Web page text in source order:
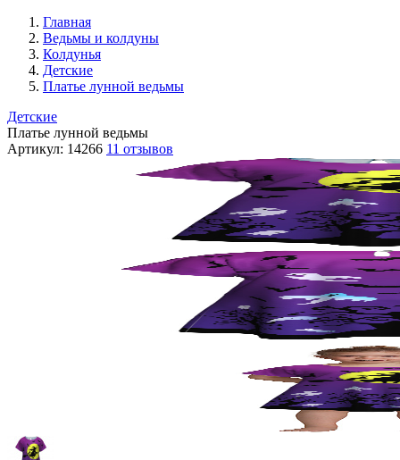
Главная
Ведьмы и колдуны
Колдунья
Детские
Платье лунной ведьмы
Детские
Платье лунной ведьмы
Артикул: 14266 11 отзывов